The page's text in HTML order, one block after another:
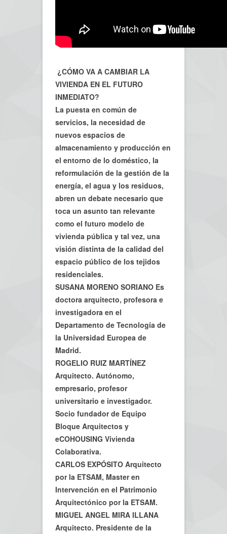
¿CÓMO VA A CAMBIAR LA
VIVIENDA EN EL FUTURO
INMEDIATO?
La puesta en común de
servicios, la necesidad de
nuevos espacios de
almacenamiento y producción en
el entorno de lo doméstico, la
reformulación de la gestión de la
energía, el agua y los residuos,
abren un debate necesario que
toca un asunto tan relevante
como el futuro modelo de
vivienda pública y tal vez, una
visión distinta de la calidad del
espacio público de los tejidos
residenciales.
SUSANA MORENO SORIANO Es
doctora arquitecto, profesora e
investigadora en el
Departamento de Tecnología de
la Universidad Europea de
Madrid.
ROGELIO RUIZ MARTÍNEZ
Arquitecto. Autónomo,
empresario, profesor
universitario e investigador.
Socio fundador de Equipo
Bloque Arquitectos y
eCOHOUSING Vivienda
Colaborativa.
CARLOS EXPÓSITO Arquitecto
por la ETSAM, Master en
Intervención en el Patrimonio
Arquitectónico por la ETSAM.
MIGUEL ANGEL MIRA ILLANA
Arquitecto. Presidente de la